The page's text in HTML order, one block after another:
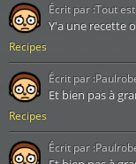
Recipes
Y'a une recette
Écrit par :Tout
Recipes
Et bien pas à
Écrit par :
Écrit par :